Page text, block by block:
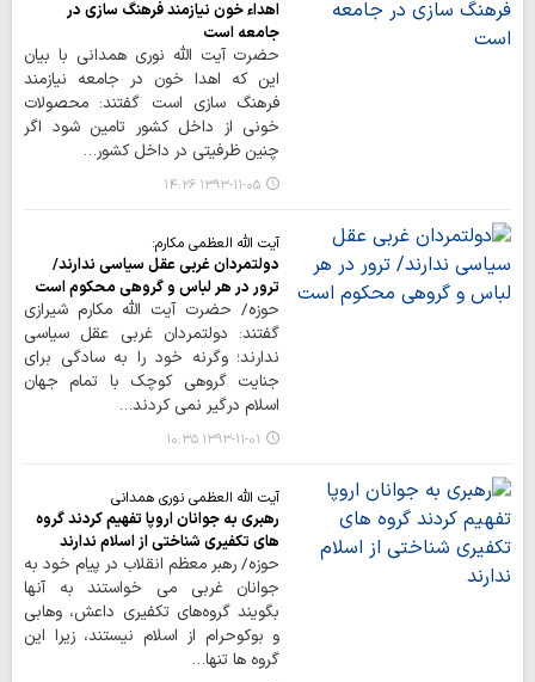
اهداء خون نیازمند فرهنگ سازی در
جامعه است
حضرت آیت الله نوری همدانی با بیان
این که اهدا خون در جامعه نیازمند
فرهنگ سازی است گفتند: محصولات
خونی از داخل کشور تامین شود اگر
چنین ظرفیتی در داخل کشور…
۱۳۹۳-۱۱-۰۵ ۱۴:۲۶
آیت الله العظمی مکارم:
دولتمردان غربی عقل سیاسی ندارند/
ترور در هر لباس و گروهی محکوم است
حوزه/ حضرت آیت الله مکارم شیرازی
گفتند: دولتمردان غربی عقل سیاسی
ندارند؛ وگرنه خود را به سادگی برای
جنایت گروهی کوچک با تمام جهان
اسلام درگیر نمی کردند…
۱۳۹۳-۱۱-۰۱ ۱۰:۳۵
آیت الله العظمی نوری همدانی
رهبری به جوانان اروپا تفهیم کردند گروه
های تکفیری شناختی از اسلام ندارند
حوزه/ رهبر معظم انقلاب در پیام خود به
جوانان غربی می خواستند به آنها
بگویند گروه‌های تکفیری داعش، وهابی
و بوکوحرام از اسلام نیستند، زیرا این
گروه ها تنها…